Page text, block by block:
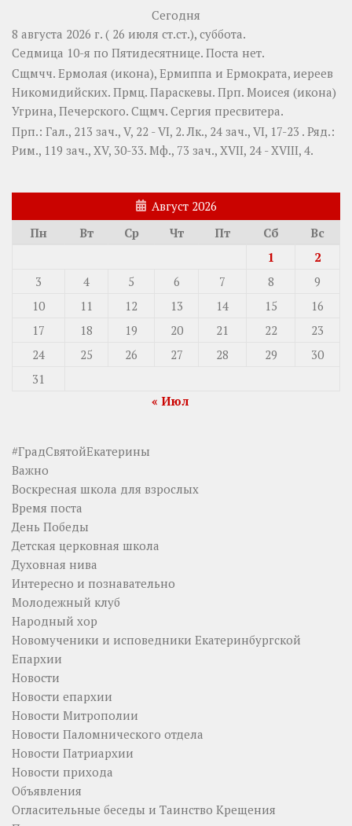
Сегодня
8 августа 2026 г. ( 26 июля ст.ст.), суббота.
Седмица 10-я по Пятидесятнице. Поста нет.
Сщмчч. Ермолая (икона), Ермиппа и Ермократа, иереев
Никомидийских. Прмц. Параскевы. Прп. Моисея (икона)
Угрина, Печерского. Сщмч. Сергия пресвитера.
Прп.: Гал., 213 зач., V, 22 - VI, 2. Лк., 24 зач., VI, 17-23 . Ряд.:
Рим., 119 зач., XV, 30-33. Мф., 73 зач., XVII, 24 - XVIII, 4.
Август 2026
Пн
Вт Ср Чт Пт Сб
Вс
1
2
3
4 5 6 7 8
9
10
11 12 13 14 15
16
17
18 19 20 21 22
23
24
25 26 27 28 29
30
31
« Июл
#ГрадСвятойЕкатерины
Важно
Воскресная школа для взрослых
Время поста
День Победы
Детская церковная школа
Духовная нива
Интересно и познавательно
Молодежный клуб
Народный хор
Новомученики и исповедники Екатеринбургской
Епархии
Новости
Новости епархии
Новости Митрополии
Новости Паломнического отдела
Новости Патриархии
Новости прихода
Объявления
Огласительные беседы и Таинство Крещения